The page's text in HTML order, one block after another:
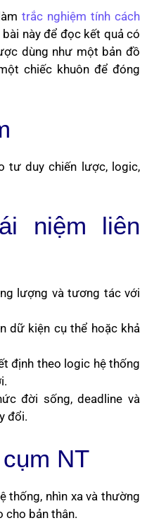
trắc nghiệm tính cách
này để đọc kết quả có
dùng như một bản đồ
chiếc khuôn để đóng
tư duy chiến lược, logic,
niệm liên
lượng và tương tác với
dữ kiện cụ thể hoặc khả
định theo logic hệ thống
đời sống, deadline và
đổi.
NT
thống, nhìn xa và thường
cho bản thân.